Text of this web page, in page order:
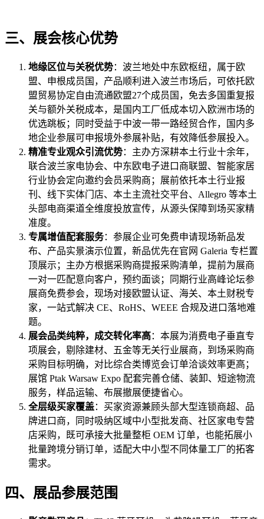
三、展会核心优势
地缘区位与关税优势：波兰地处中东欧枢纽，属于欧
盟、申根成员国，产品顺利进入波兰市场后，可依托欧
盟贸易协定自由流通欧盟27个成员国，免去多国重复报
关与额外关税成本，是国内工厂低成本切入欧洲市场的
优选跳板；同时受益于中波一带一路经贸合作，国内多
地企业参展可申报境外参展补贴，有效降低参展投入。
精准专业观众引流优势：主办方深耕本土行业十余年，
联合波兰家电协会、中东欧电子进口商联盟、智能家居
行业协会定向邀约会员采购商；展前依托本土行业报
刊、线下实体门店、本土主流社交平台、Allegro 等本土
头部电商渠道全维度投放宣传，从源头保障到场买家精
准度。
专属增值配套服务：参展企业可免费申请现场新品发
布、产品实景演示位置，新品优先在官网 Galeria 专栏置
顶展示；主办方根据采购商提报采购清单，提前为展商
一对一匹配意向客户，预约面谈；同期行业高峰论坛参
展商免费参会，现场对接欧盟认证、海关、本土财税专
家，一站式解决 CE、RoHS、WEEE 合规及进口落地难
题。
展会品类纯粹，成交转化率高：本展为消费电子垂直专
项展会，剔除建材、五金等无关行业展商，到场采购商
采购目标明确，对比综合类博览会订单洽谈效率更高；
展馆 Ptak Warsaw Expo 配套完善仓储、装卸、短途物流
服务，样品运输、布展撤展便捷省心。
全层级买家覆盖：买家资源兼顾头部大型连锁商超、品
牌进口商，同时吸纳区域中小型批发商、社区家电专营
店采购，既可承接大批量整柜 OEM 订单，也能拓展小
批量跨境分销订单，适配大中小型不同体量工厂的拓客
需求。
四、展品参展范围